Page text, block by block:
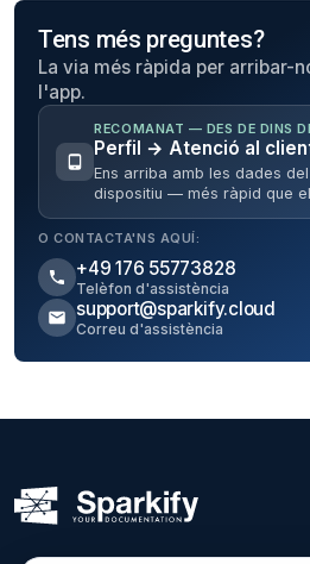
Tens més preguntes?
La via més ràpida per arribar-
l'app.
RECOMANAT — DES DE DINS
Perfil → Atenció al
Ens arriba amb les dades
dispositiu — més ràpid que
O CONTACTA'NS AQUÍ:
+49 176 55773828
Telèfon d'assistència
support@sparkify.cloud
Correu d'assistència